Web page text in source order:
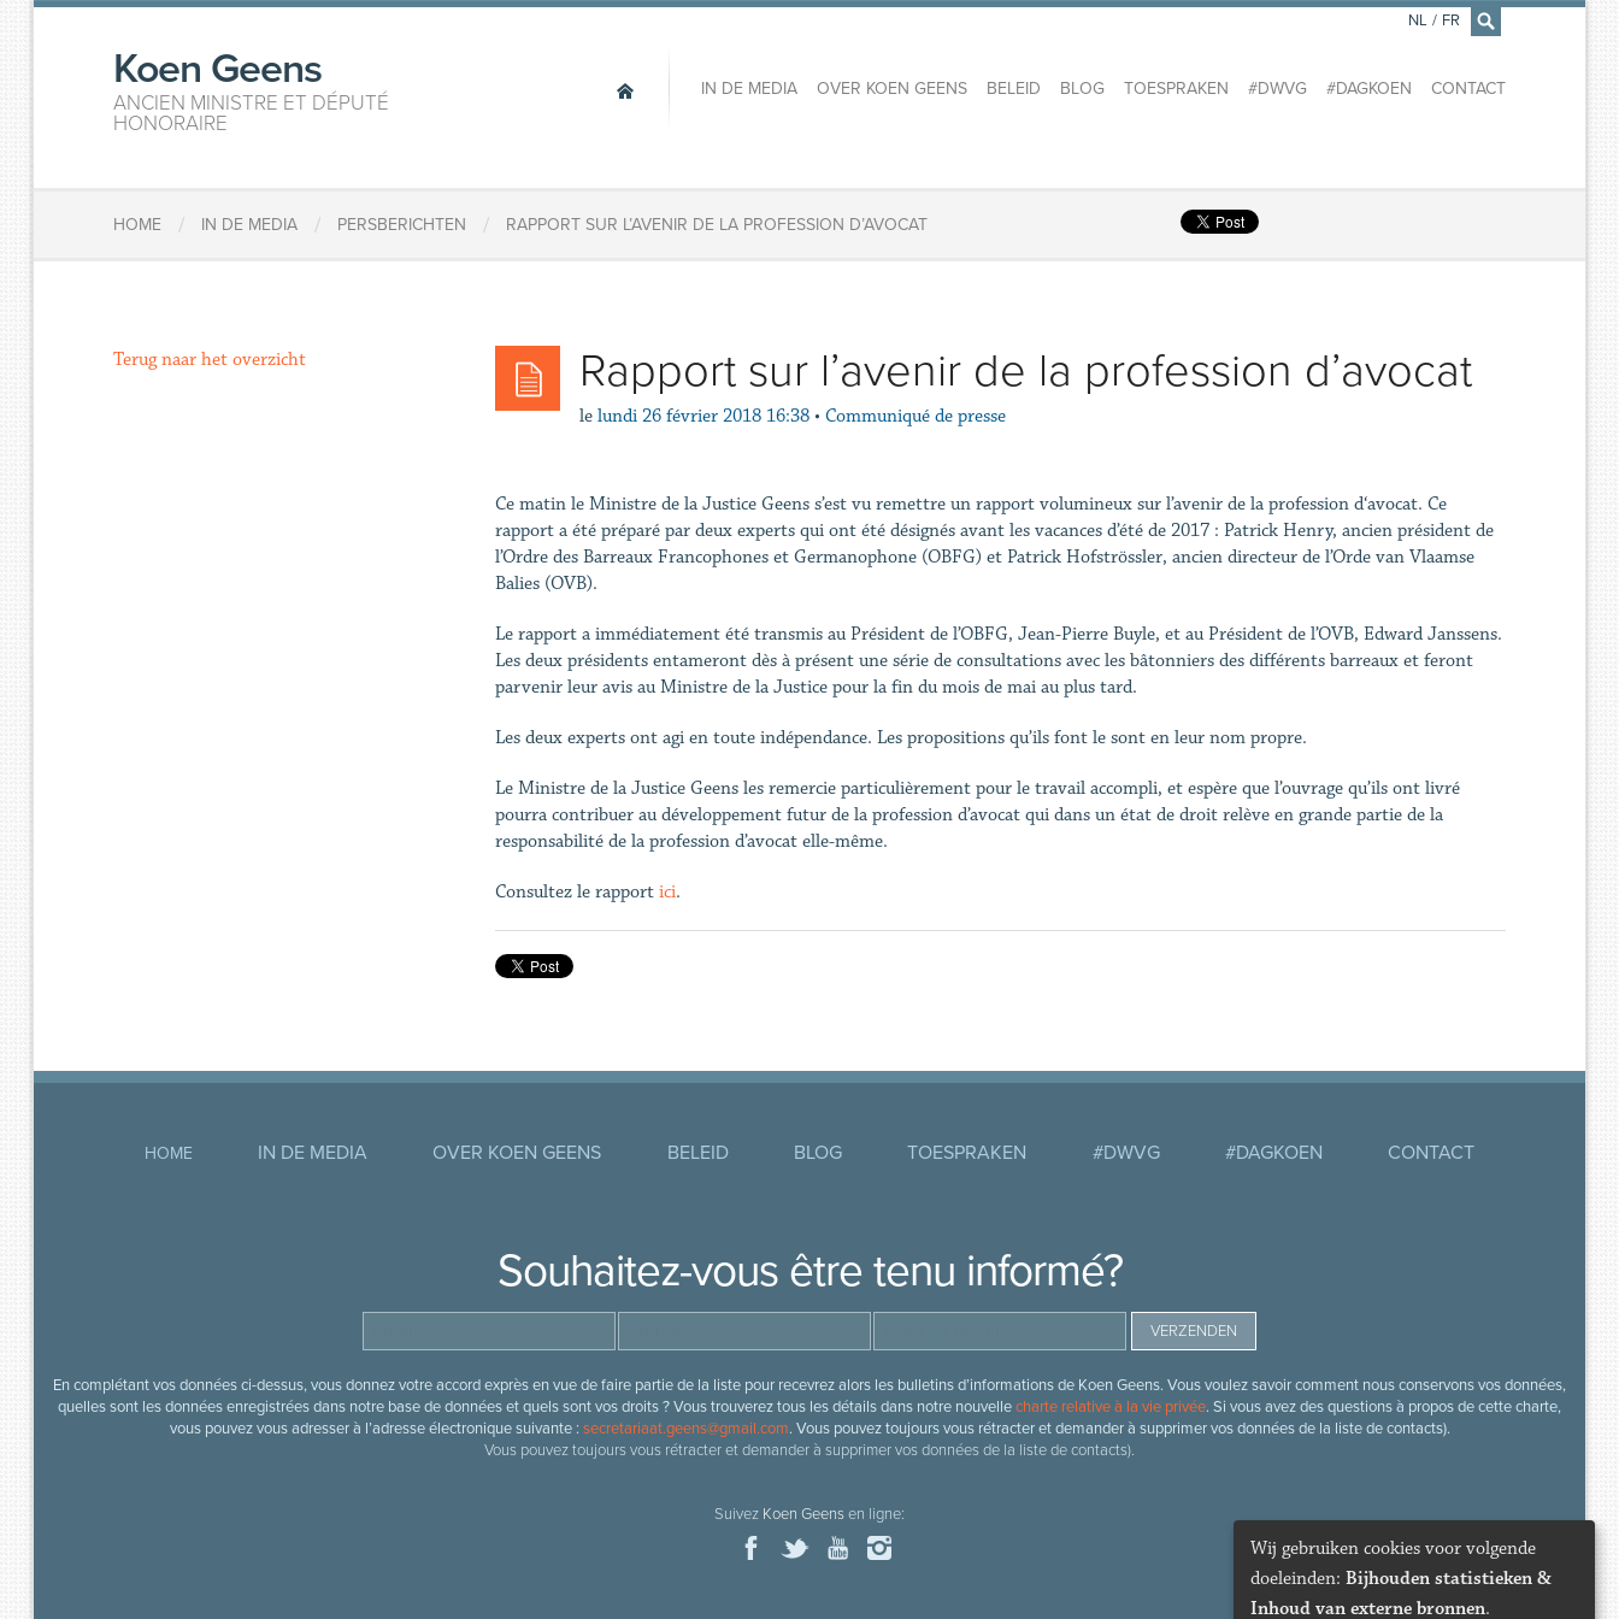
×
Koen Geens
ANCIEN MINISTRE ET DÉPUTÉ
HONORAIRE
IN DE MEDIA OVER KOEN GEENS BELEID BLOG TOESPRAKEN #DWVG #DAGKOEN CONTACT
NL / FR
HOME / IN DE MEDIA / PERSBERICHTEN / RAPPORT SUR L’AVENIR DE LA PROFESSION D’AVOCAT
Rapport sur l’avenir de la profession d’avocat
le lundi 26 février 2018 16:38 • Communiqué de presse
Ce matin le Ministre de la Justice Geens s’est vu remettre un rapport volumineux sur l’avenir de la profession d‘avocat. Ce
rapport a été préparé par deux experts qui ont été désignés avant les vacances d’été de 2017 : Patrick Henry, ancien président de
l’Ordre des Barreaux Francophones et Germanophone (OBFG) et Patrick Hofströssler, ancien directeur de l’Orde van Vlaamse
Balies (OVB).
Le rapport a immédiatement été transmis au Président de l’OBFG, Jean-Pierre Buyle, et au Président de l’OVB, Edward Janssens.
Les deux présidents entameront dès à présent une série de consultations avec les bâtonniers des différents barreaux et feront
parvenir leur avis au Ministre de la Justice pour la fin du mois de mai au plus tard.
Les deux experts ont agi en toute indépendance. Les propositions qu’ils font le sont en leur nom propre.
Le Ministre de la Justice Geens les remercie particulièrement pour le travail accompli, et espère que l’ouvrage qu’ils ont livré
pourra contribuer au développement futur de la profession d’avocat qui dans un état de droit relève en grande partie de la
responsabilité de la profession d’avocat elle-même.
Consultez le rapport ici.
Terug naar het overzicht
HOME IN DE MEDIA OVER KOEN GEENS BELEID BLOG TOESPRAKEN #DWVG #DAGKOEN CONTACT
Souhaitez-vous être tenu informé?
En complétant vos données ci-dessus, vous donnez votre accord exprès en vue de faire partie de la liste pour recevrez alors les bulletins d’informations de Koen Geens. Vous voulez savoir comment nous conservons vos données,
quelles sont les données enregistrées dans notre base de données et quels sont vos droits ? Vous trouverez tous les détails dans notre nouvellecharte relative à la vie privée. Si vous avez des questions à propos de cette charte,
vous pouvez vous adresser à l’adresse électronique suivante : secretariaat.geens@gmail.com. Vous pouvez toujours vous rétracter et demander à supprimer vos données de la liste de contacts).
Vous pouvez toujours vous rétracter et demander à supprimer vos données de la liste de contacts).
Suivez Koen Geensen ligne:
Wij gebruiken cookies voor volgende
doeleinden: Bijhouden statistieken &
Inhoud van externe bronnen.